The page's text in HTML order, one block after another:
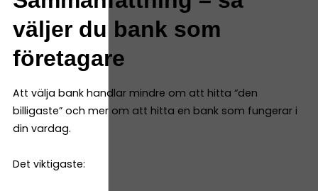
väljer du bank som
företagare
Att välja bank handlar mindre om att hitta “den
billigaste” och mer om att hitta en bank som fungerar i
din vardag.
Det viktigaste: